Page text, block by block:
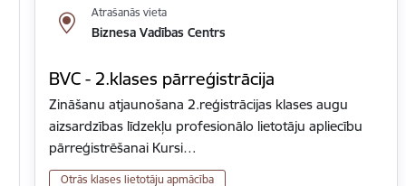
Atrašanās vieta
Biznesa Vadības Centrs
BVC - 2.klases pārreģistrācija
Zināšanu atjaunošana 2.reģistrācijas klases augu
aizsardzības līdzekļu profesionālo lietotāju apliecību
pārreģistrēšanai Kursi…
Otrās klases lietotāju apmācība